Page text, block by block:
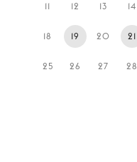
11 12 13 14
18 19 20 21
25 26 27 28